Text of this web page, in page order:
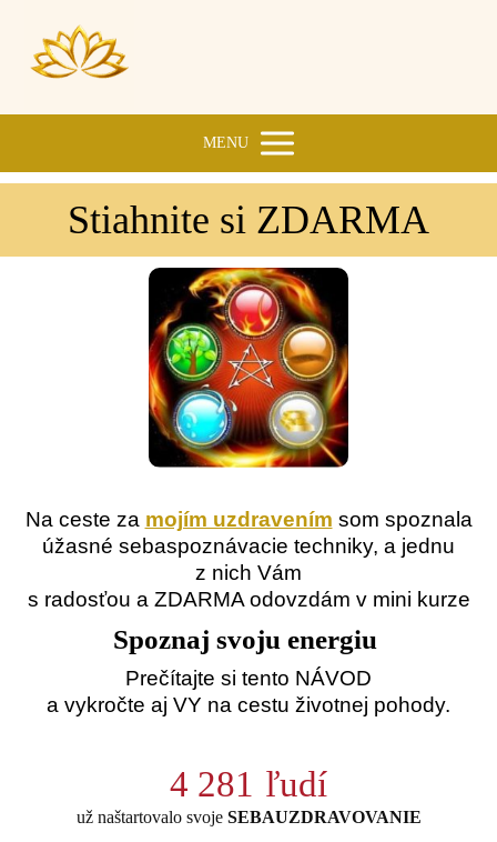
MENU
Stiahnite si ZDARMA
Na ceste za mojím uzdravením som spoznala
úžasné sebaspoznávacie techniky, a jednu
z nich Vám
s radosťou a ZDARMA odovzdám v mini kurze
Spoznaj svoju energiu
Prečítajte si tento NÁVOD
a vykročte aj VY na cestu životnej pohody.
4 281 ľudí
už naštartovalo svoje SEBAUZDRAVOVANIE